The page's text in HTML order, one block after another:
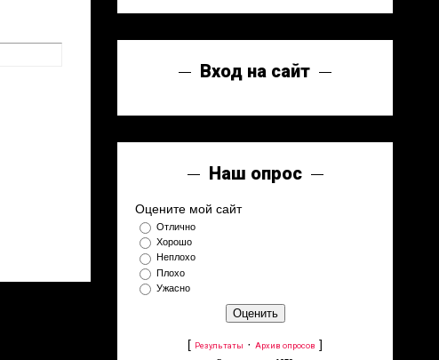
Вход на сайт
Наш опрос
Оцените мой сайт
Отлично
Хорошо
Неплохо
Плохо
Ужасно
[ Результаты · Архив опросов ]